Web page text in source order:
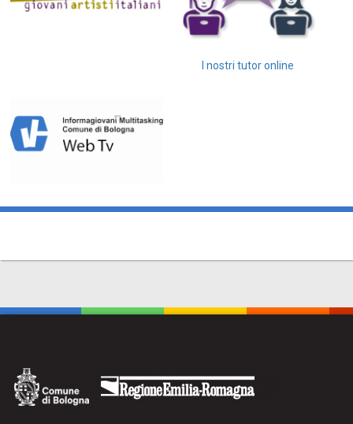
I nostri tutor online